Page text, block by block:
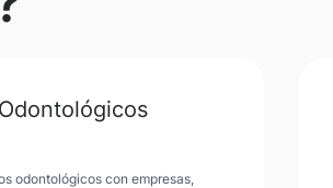
odontológicos con empresas,